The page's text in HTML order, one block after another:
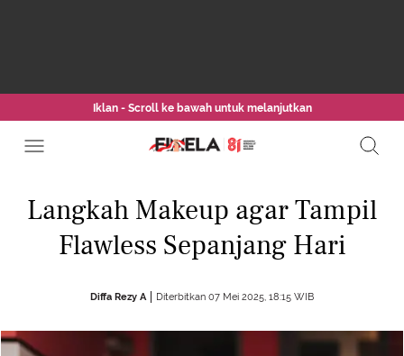
Iklan - Scroll ke bawah untuk melanjutkan
Langkah Makeup agar Tampil
Flawless Sepanjang Hari
Diffa Rezy A Diterbitkan 07 Mei 2025, 18:15 WIB